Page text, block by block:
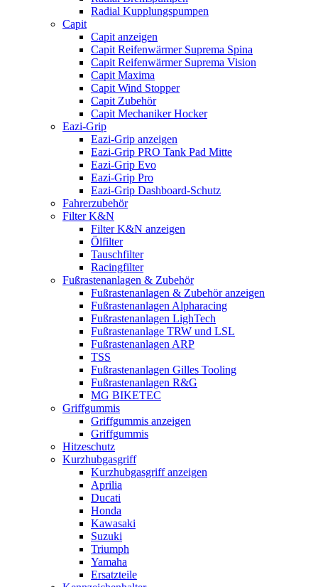
Radial Kupplungspumpen
Capit
Capit anzeigen
Capit Reifenwärmer Suprema Spina
Capit Reifenwärmer Suprema Vision
Capit Maxima
Capit Wind Stopper
Capit Zubehör
Capit Mechaniker Hocker
Eazi-Grip
Eazi-Grip anzeigen
Eazi-Grip PRO Tank Pad Mitte
Eazi-Grip Evo
Eazi-Grip Pro
Eazi-Grip Dashboard-Schutz
Fahrerzubehör
Filter K&N
Filter K&N anzeigen
Ölfilter
Tauschfilter
Racingfilter
Fußrastenanlagen & Zubehör
Fußrastenanlagen & Zubehör anzeigen
Fußrastenanlagen Alpharacing
Fußrastenanlagen LighTech
Fußrastenanlage TRW und LSL
Fußrastenanlagen ARP
TSS
Fußrastenanlagen Gilles Tooling
Fußrastenanlagen R&G
MG BIKETEC
Griffgummis
Griffgummis anzeigen
Griffgummis
Hitzeschutz
Kurzhubgasgriff
Kurzhubgasgriff anzeigen
Aprilia
Ducati
Honda
Kawasaki
Suzuki
Triumph
Yamaha
Ersatzteile